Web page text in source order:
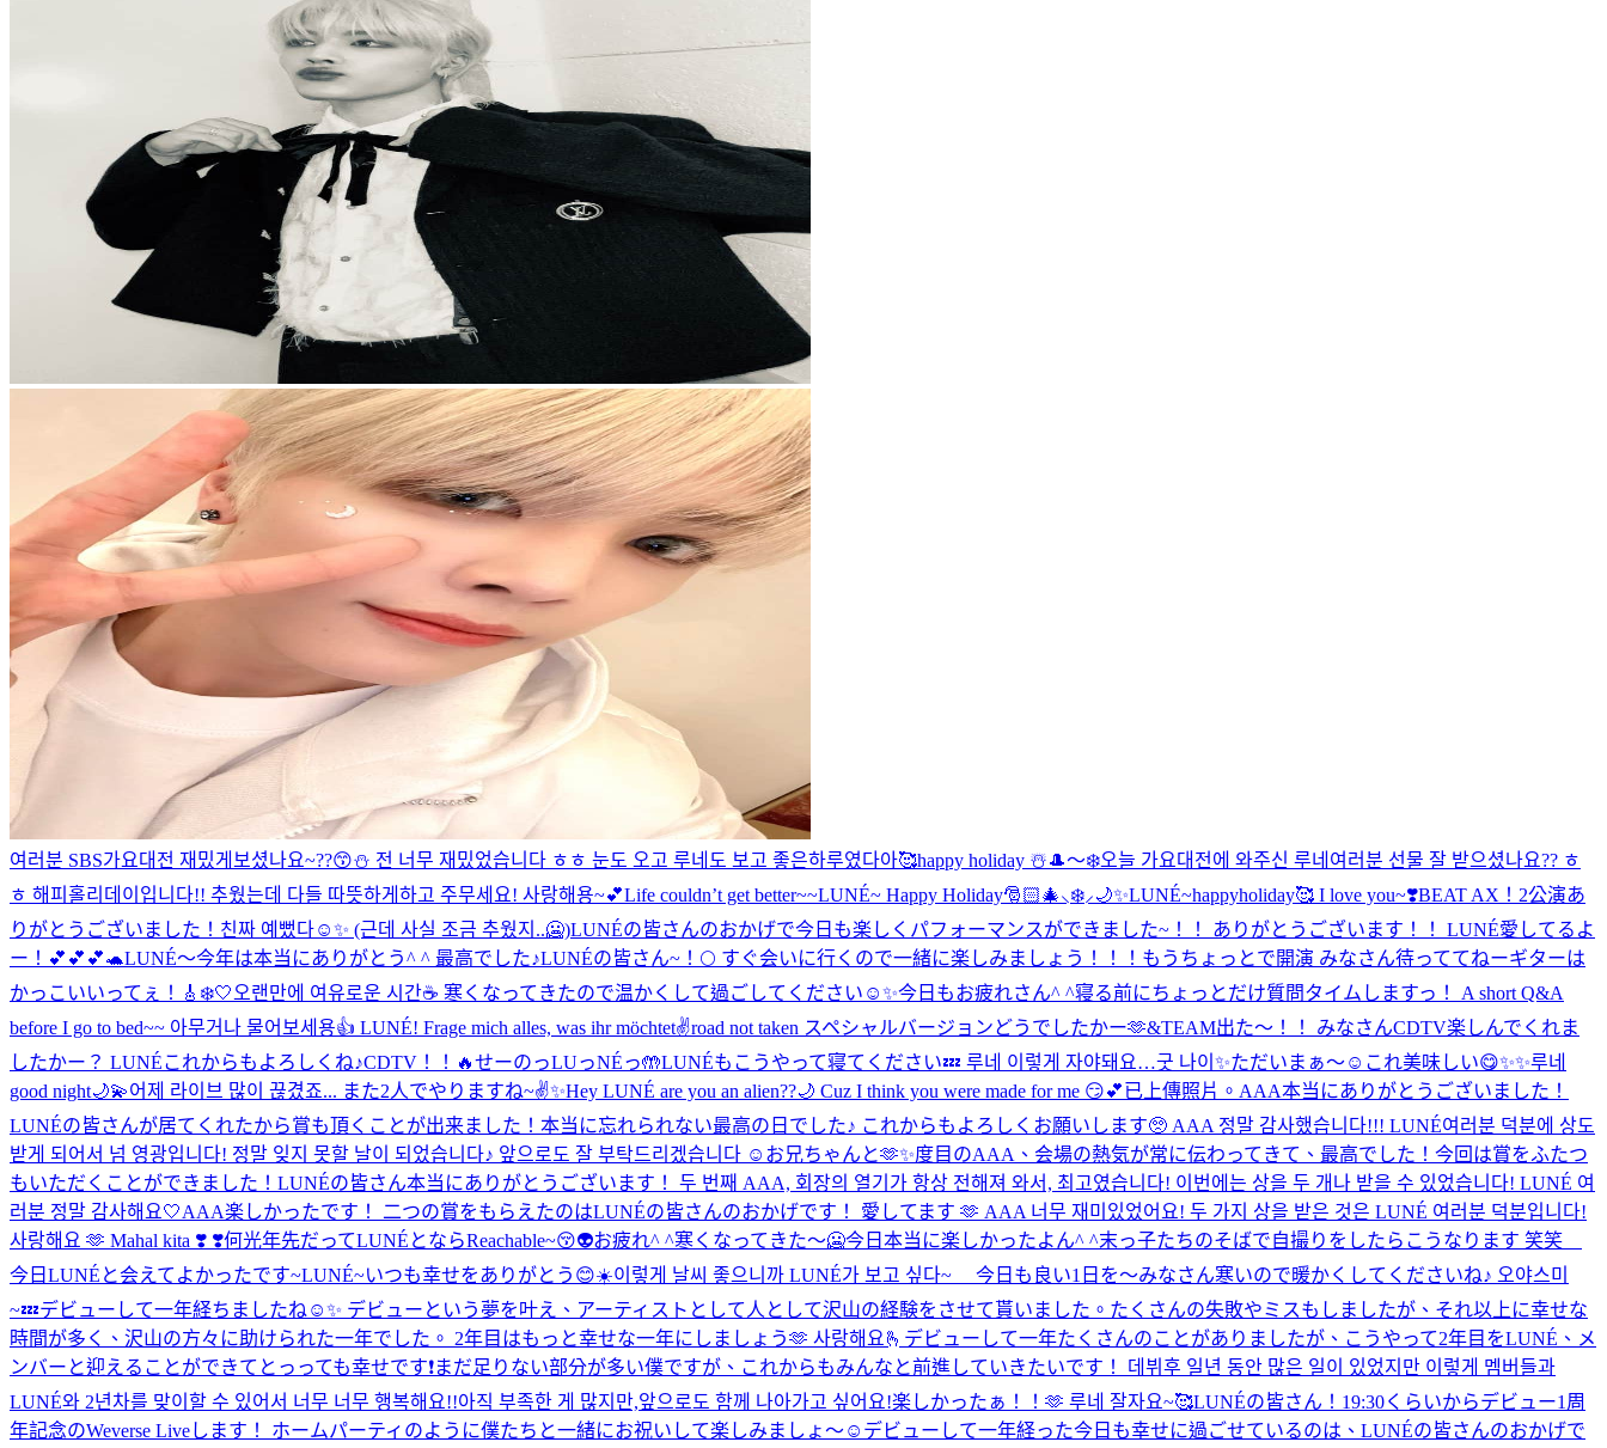
여러분 SBS가요대전 재밌게보셨나요~??😙⛄️ 전 너무 재밌었습니다 ㅎㅎ 눈도 오고 루네도 보고 좋은하루였다아🥰happy holiday ☃️🎩〜❄️오늘 가요대전에 와주신 루네여러분 선물 잘 받으셨나요?? ㅎ
ㅎ 해피홀리데이입니다!! 추웠는데 다들 따뜻하게하고 주무세요! 사랑해용~💕Life couldn’t get better~~LUNÉ~ Happy Holiday🎅🏻🎄⸜❄️⸝🌙✨LUNÉ~happyholiday🥰 I love you~❣️BEAT AX！2公演あ
りがとうございました！ 친짜 예뻤다☺️✨ (근데 사실 조금 추웠지..🥶)LUNÉの皆さんのおかげで今日も楽しくパフォーマンスができました~！！ ありがとうございます！！ LUNÉ愛してるよ
ー！💕💕💕🐢LUNÉ〜今年は本当にありがとう^ ^ 最高でした♪LUNÉの皆さん~！🌕 すぐ会いに行くので一緒に楽しみましょう！！！ もうちょっとで開演 みなさん待っててねーギターは
かっこいいってぇ！🎸 ❄️🤍 오랜만에 여유로운 시간☕️ 寒くなってきたので温かくして過ごしてください☺️✨今日もお疲れさん^ ^寝る前にちょっとだけ質問タイムしますっ！ A short Q&A
before I go to bed~~ 아무거나 물어보세용👍 LUNÉ! Frage mich alles, was ihr möchtet✌️road not taken スペシャルバージョンどうでしたかー🫶&TEAM出た〜！！ みなさんCDTV楽しんでくれま
したかー？ LUNÉこれからもよろしくね♪CDTV！！🔥せーのっLUっNÉっ🤲LUNÉもこうやって寝てください💤 루네 이렇게 자야돼요…굿 나이✨ただいまぁ〜☺️ これ美味しい😋✨✨루네
good night🌙💫어제 라이브 많이 끊겼죠... また2人でやりますね~✌️✨Hey LUNÉ are you an alien??🌙 Cuz I think you were made for me 😏💕已上傳照片。 AAA本当にありがとうございました！
LUNÉの皆さんが居てくれたから賞も頂くことが出来ました！本当に忘れられない最高の日でした♪ これからもよろしくお願いします🥺 AAA 정말 감사했습니다!!! LUNÉ여러분 덕분에 상도
받게 되어서 넘 영광입니다! 정말 잊지 못할 날이 되었습니다♪ 앞으로도 잘 부탁드리겠습니다 ☺️ お兄ちゃんと🫶✨度目のAAA、会場の熱気が常に伝わってきて、最高でした！今回は賞をふたつ
もいただくことができました！LUNÉの皆さん本当にありがとうございます！ 두 번째 AAA, 회장의 열기가 항상 전해져 와서, 최고였습니다! 이번에는 상을 두 개나 받을 수 있었습니다! LUNÉ 여
러분 정말 감사해요🤍AAA楽しかったです！ 二つの賞をもらえたのはLUNÉの皆さんのおかげです！ 愛してます 🫶 AAA 너무 재미있었어요! 두 가지 상을 받은 것은 LUNÉ 여러분 덕분입니다!
사랑해요 🫶 Mahal kita ❣️ ❣️何光年先だってLUNÉとならReachable~😚👽お疲れ^ ^寒くなってきた〜🥶今日本当に楽しかったよん^ ^末っ子たちのそばで自撮りをしたらこうなります 笑笑
今日LUNÉと会えてよかったです~LUNÉ~いつも幸せをありがとう😊☀️이렇게 날씨 좋으니까 LUNÉ가 보고 싶다~ 今日も良い1日を〜みなさん寒いので暖かくしてくださいね♪ 오야스미
~💤デビューして一年経ちましたね☺️✨ デビューという夢を叶え、アーティストとして人として沢山の経験をさせて貰いました。たくさんの失敗やミスもしましたが、それ以上に幸せな
時間が多く、沢山の方々に助けられた一年でした。 2年目はもっと幸せな一年にしましょう🫶 사랑해요🫰 デビューして一年たくさんのことがありましたが、こうやって2年目をLUNÉ、メ
ンバーと迎えることができてとっっても幸せです❗まだ足りない部分が多い僕ですが、これからもみんなと前進していきたいです！ 데뷔후 일년 동안 많은 일이 있었지만 이렇게 멤버들과
LUNÉ와 2년차를 맞이할 수 있어서 너무 너무 행복해요!!아직 부족한 게 많지만,앞으로도 함께 나아가고 싶어요!楽しかったぁ！！🫶 루네 잘자요~🥰LUNÉの皆さん！19:30くらいからデビュー1周
年記念のWeverse Liveします！ ホームパーティのように僕たちと一緒にお祝いして楽しみましょ〜☺️ デビューして一年経った今日も幸せに過ごせているのは、LUNÉの皆さんのおかげで